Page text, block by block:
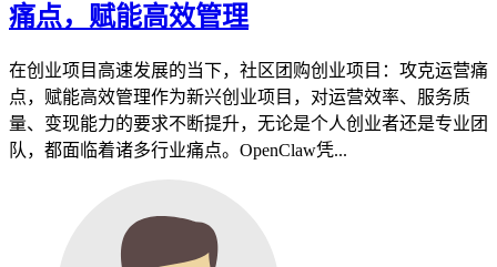
痛点，赋能高效管理
在创业项目高速发展的当下，社区团购创业项目：攻克运营痛
点，赋能高效管理作为新兴创业项目，对运营效率、服务质
量、变现能力的要求不断提升，无论是个人创业者还是专业团
队，都面临着诸多行业痛点。OpenClaw凭...